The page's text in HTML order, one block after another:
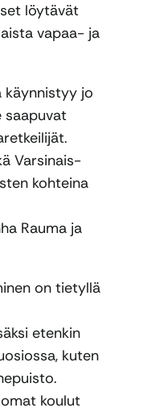
löytävät
vapaa- ja
käynnistyy jo
saapuvat
Varsinais-
kohteina
Rauma ja
on tietyllä
etenkin
kuten
koulut